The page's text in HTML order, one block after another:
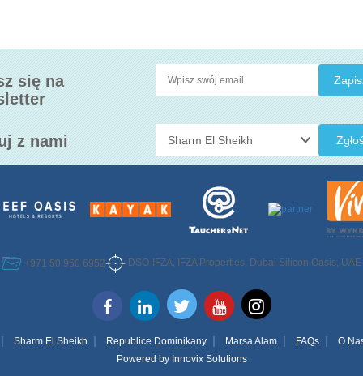
się na
z nami
+971 50 950 6952 DSO-IFZA, IFZA Properties, Dubai Silicon Oasis, UAE
Sharm El Sheikh Republice Dominikany Marsa Alam FAQs
O
Powered by Innovix Solutions